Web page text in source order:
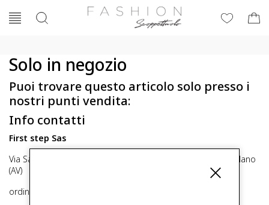
Solo in negozio
Puoi trovare questo articolo solo presso i
nostri punti vendita:
Info contatti
First step Sas
Via San Michele 16, Mirabella Eclano (Av) 83036 Mirabella Eclano
(AV)
ordini@fashionscoppettuolo.it